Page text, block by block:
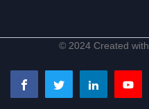
© 2024 Created with